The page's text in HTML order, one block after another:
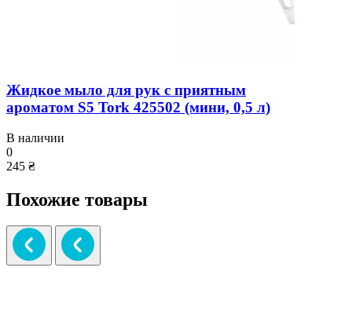
Жидкое мыло для рук с приятным
ароматом S5 Tork 425502 (мини, 0,5 л)
В наличии
0
245 ₴
Похожие товары